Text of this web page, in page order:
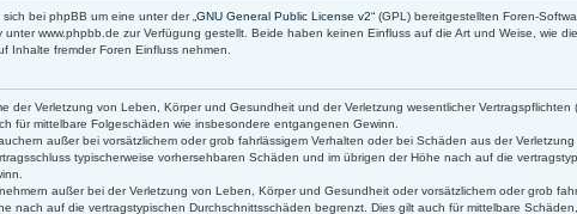
bei phpBB um eine unter der „ GNU General Public License v2“ (GPL) bereitgestellten Foren-
unter www.phpbb.de zur Verfügung gestellt. Beide haben keinen Einfluss auf die Art und Weise, wie
Inhalte fremder Foren Einfluss nehmen.
der Verletzung von Leben, Körper und Gesundheit und der Verletzung wesentlicher
für mittelbare Folgeschäden wie insbesondere entgangenen Gewinn.
außer bei vorsätzlichem oder grob fahrlässigem Verhalten oder bei Schäden aus der
typischerweise vorhersehbaren Schäden und im übrigen der Höhe nach auf die
außer bei der Verletzung von Leben, Körper und Gesundheit oder vorsätzlichem oder grob
nach auf die vertragstypischen Durchschnittsschäden begrenzt. Dies gilt auch für mittelbare